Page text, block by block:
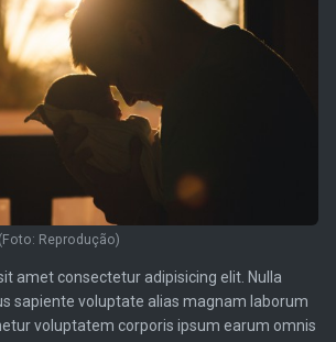
Reprodução)
amet consectetur adipisicing elit. Nulla
sapiente voluptate alias magnam laborum
voluptatem corporis ipsum earum omnis